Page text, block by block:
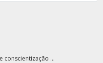
conscientização ...